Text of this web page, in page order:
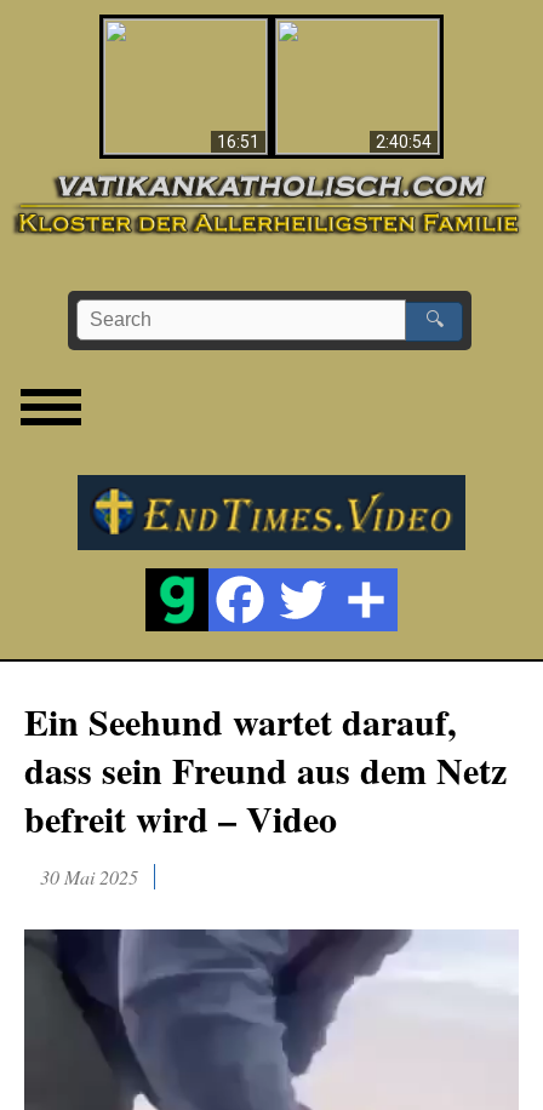
16:51
2:40:54
🔍
Ein Seehund wartet darauf,
dass sein Freund aus dem Netz
befreit wird – Video
30 Mai 2025
Video-
Player